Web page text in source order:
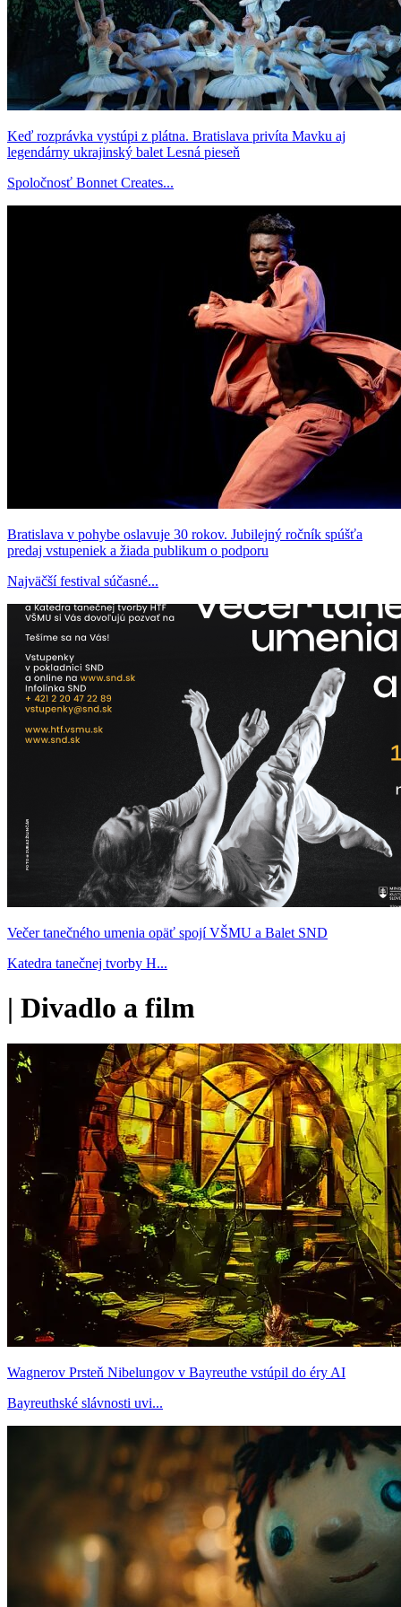
Keď rozprávka vystúpi z plátna. Bratislava privíta Mavku aj
legendárny ukrajinský balet Lesná pieseň
Spoločnosť Bonnet Creates...
Bratislava v pohybe oslavuje 30 rokov. Jubilejný ročník spúšťa
predaj vstupeniek a žiada publikum o podporu
Najväčší festival súčasné...
Večer tanečného umenia opäť spojí VŠMU a Balet SND
Katedra tanečnej tvorby H...
| Divadlo a film
Wagnerov Prsteň Nibelungov v Bayreuthe vstúpil do éry AI
Bayreuthské slávnosti uvi...